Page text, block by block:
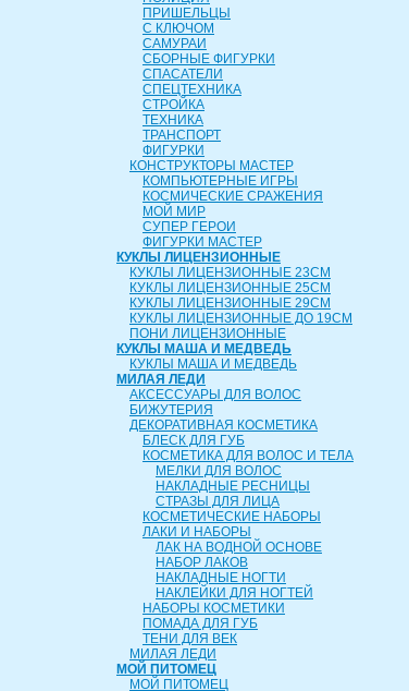
ПРИШЕЛЬЦЫ
С КЛЮЧОМ
САМУРАИ
СБОРНЫЕ ФИГУРКИ
СПАСАТЕЛИ
СПЕЦТЕХНИКА
СТРОЙКА
ТЕХНИКА
ТРАНСПОРТ
ФИГУРКИ
КОНСТРУКТОРЫ МАСТЕР
КОМПЬЮТЕРНЫЕ ИГРЫ
КОСМИЧЕСКИЕ СРАЖЕНИЯ
МОЙ МИР
СУПЕР ГЕРОИ
ФИГУРКИ МАСТЕР
КУКЛЫ ЛИЦЕНЗИОННЫЕ
КУКЛЫ ЛИЦЕНЗИОННЫЕ 23СМ
КУКЛЫ ЛИЦЕНЗИОННЫЕ 25СМ
КУКЛЫ ЛИЦЕНЗИОННЫЕ 29СМ
КУКЛЫ ЛИЦЕНЗИОННЫЕ ДО 19СМ
ПОНИ ЛИЦЕНЗИОННЫЕ
КУКЛЫ МАША И МЕДВЕДЬ
КУКЛЫ МАША И МЕДВЕДЬ
МИЛАЯ ЛЕДИ
АКСЕССУАРЫ ДЛЯ ВОЛОС
БИЖУТЕРИЯ
ДЕКОРАТИВНАЯ КОСМЕТИКА
БЛЕСК ДЛЯ ГУБ
КОСМЕТИКА ДЛЯ ВОЛОС И ТЕЛА
МЕЛКИ ДЛЯ ВОЛОС
НАКЛАДНЫЕ РЕСНИЦЫ
СТРАЗЫ ДЛЯ ЛИЦА
КОСМЕТИЧЕСКИЕ НАБОРЫ
ЛАКИ И НАБОРЫ
ЛАК НА ВОДНОЙ ОСНОВЕ
НАБОР ЛАКОВ
НАКЛАДНЫЕ НОГТИ
НАКЛЕЙКИ ДЛЯ НОГТЕЙ
НАБОРЫ КОСМЕТИКИ
ПОМАДА ДЛЯ ГУБ
ТЕНИ ДЛЯ ВЕК
МИЛАЯ ЛЕДИ
МОЙ ПИТОМЕЦ
МОЙ ПИТОМЕЦ